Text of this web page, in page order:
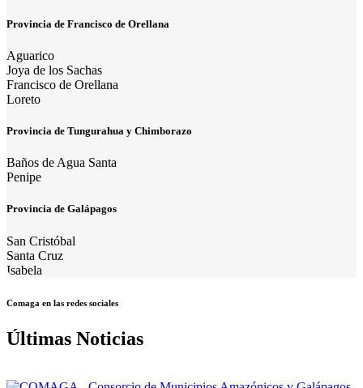
Provincia de Francisco de Orellana
Aguarico
Joya de los Sachas
Francisco de Orellana
Loreto
Provincia de Tungurahua y Chimborazo
Baños de Agua Santa
Penipe
Provincia de Galápagos
San Cristóbal
Santa Cruz
Isabela
Comaga en las redes sociales
Últimas Noticias